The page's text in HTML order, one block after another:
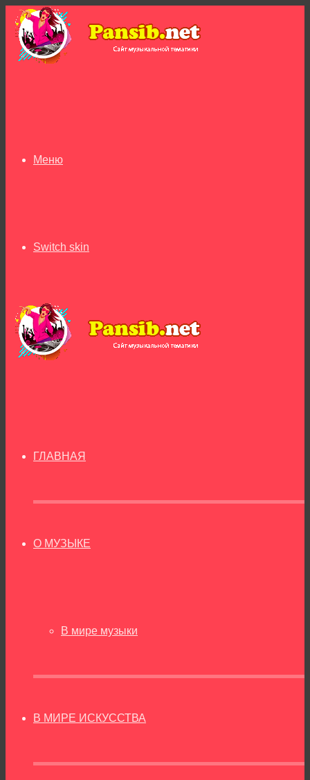
Меню
Switch skin
ГЛАВНАЯ
О МУЗЫКЕ
В мире музыки
В МИРЕ ИСКУССТВА